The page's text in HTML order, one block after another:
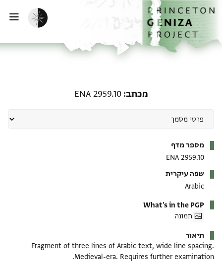
לתוכןהבית
הפעלת מצב כהה
מכתב ENA 2959.10
מספר מדף
ENA 2959.10
שפה עיקרית
Arabic
What's in the PGP
תמונה
תיאור
Fragment of three lines of Arabic text, wide line spacing.
Medieval-era. Requires further examination.